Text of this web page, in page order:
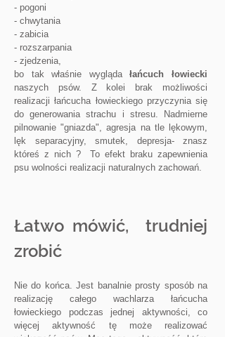
- pogoni
- chwytania
- zabicia
- rozszarpania
- zjedzenia,
bo tak właśnie wyglądałańcuch łowiecki
naszych psów. Z kolei brak możliwości
realizacji łańcucha łowieckiego przyczynia się
do generowania strachu i stresu. Nadmierne
pilnowanie "gniazda", agresja na tle lękowym,
lęk separacyjny, smutek, depresja- znasz
któreś z nich ? To efekt braku zapewnienia
psu wolności realizacji naturalnych zachowań.
Łatwo mówić, trudniej
zrobić
Nie do końca. Jest banalnie prosty sposób na
realizację całego wachlarza łańcucha
łowieckiego podczas jednej aktywności, co
więcej aktywność tę może realizować